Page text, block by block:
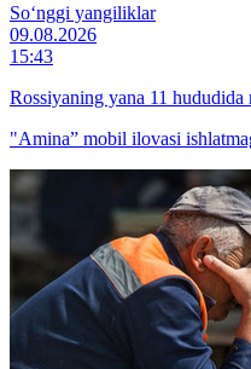
So‘nggi yangiliklar
09.08.2026
15:43
Rossiyaning yana 11
"Amina” mobil ilovasi